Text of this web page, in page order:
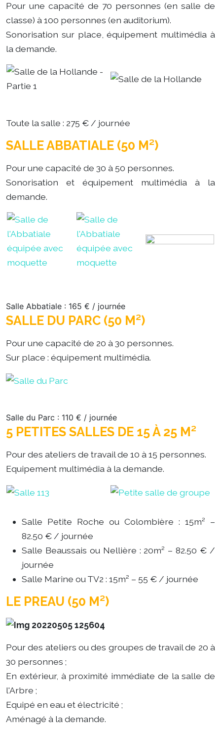
Pour une capacité de 70 personnes (en salle de
classe) à 100 personnes (en auditorium).
Sonorisation sur place, équipement multimédia à
la demande.
Toute la salle : 275 € / journée
SALLE ABBATIALE (50 M²)
Pour une capacité de 30 à 50 personnes.
Sonorisation et équipement multimédia à la
demande.
Salle Abbatiale : 165 € / journée
SALLE DU PARC (50 M²)
Pour une capacité de 20 à 30 personnes.
Sur place : équipement multimédia.
Salle du Parc : 110 € / journée
5 PETITES SALLES DE 15 À 25 M²
Pour des ateliers de travail de 10 à 15 personnes.
Equipement multimédia à la demande.
Salle Petite Roche ou Colombière : 15m² –
82.50 € / journée
Salle Beaussais ou Nellière : 20m² – 82.50 € /
journée
Salle Marine ou TV2 : 15m² – 55 € / journée
LE PREAU (50 M²)
Pour des ateliers ou des groupes de travail de 20 à
30 personnes ;
En extérieur, à proximité immédiate de la salle de
l'Arbre ;
Equipé en eau et électricité ;
Aménagé à la demande.